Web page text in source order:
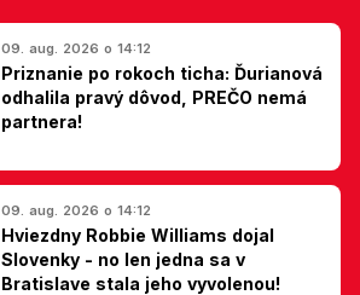
09. aug. 2026 o 14:12
Priznanie po rokoch ticha: Ďurianová
odhalila pravý dôvod, PREČO nemá
partnera!
09. aug. 2026 o 14:12
Hviezdny Robbie Williams dojal
Slovenky - no len jedna sa v
Bratislave stala jeho vyvolenou!